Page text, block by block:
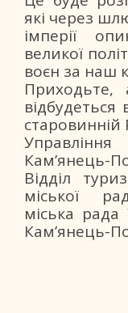
які через
імперії
великої
воєн за наш
Приходьте,
старовинній
Кам’янець-
Відділ
міської
міська рада
Кам’янець-